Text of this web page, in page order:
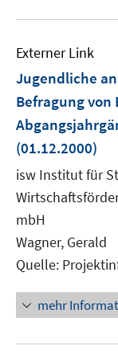
Externer Link
Jugendliche
Befragung
(01.12.2000)
isw Institut für
mbH
Wagner, Gerald
Quelle:
mehr